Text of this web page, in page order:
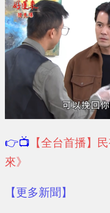
👉📺 【全台首播】
來》
【更多新聞】